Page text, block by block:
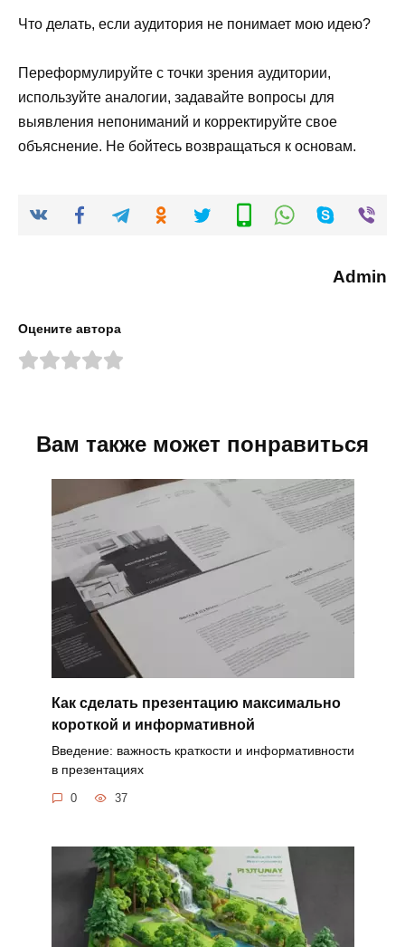
Что делать, если аудитория не понимает мою идею?
Переформулируйте с точки зрения аудитории,
используйте аналогии, задавайте вопросы для
выявления непониманий и корректируйте свое
объяснение. Не бойтесь возвращаться к основам.
Admin
Оцените автора
Вам также может понравиться
Как сделать презентацию максимально
короткой и информативной
Введение: важность краткости и информативности
в презентациях
0 37